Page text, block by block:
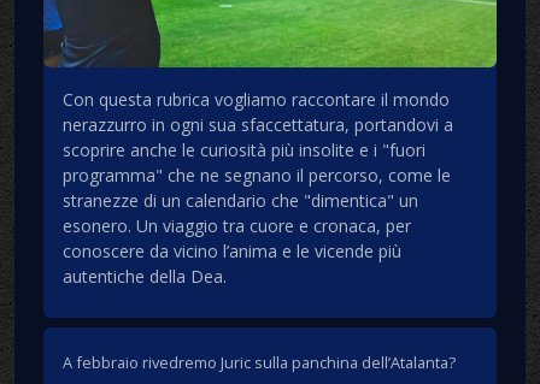
Con questa rubrica vogliamo raccontare il mondo
nerazzurro in ogni sua sfaccettatura, portandovi a
scoprire anche le curiosità più insolite e i "fuori
programma" che ne segnano il percorso, come le
stranezze di un calendario che "dimentica" un
esonero. Un viaggio tra cuore e cronaca, per
conoscere da vicino l’anima e le vicende più
autentiche della Dea.
A febbraio rivedremo Juric sulla panchina dell’Atalanta?